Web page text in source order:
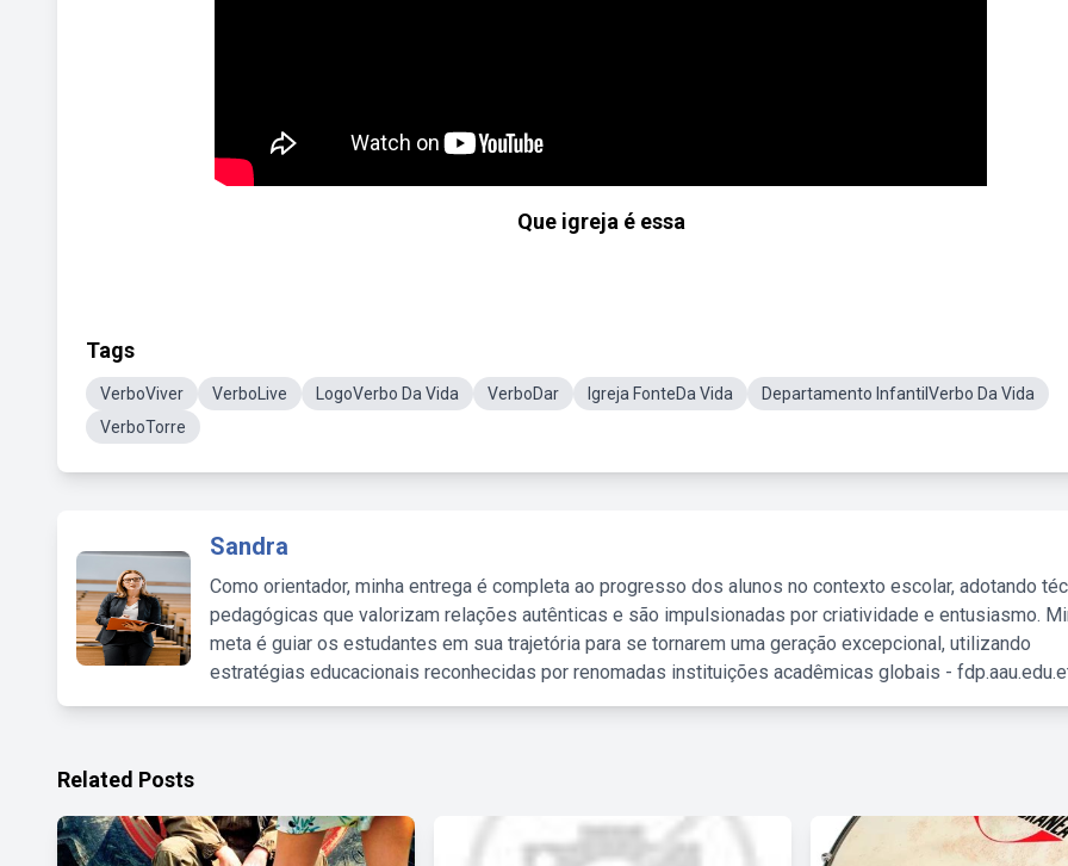
Que igreja é essa
Tags
VerboViver VerboLive LogoVerbo Da Vida VerboDar Igreja FonteDa Vida
Departamento InfantilVerbo Da Vida
VerboTorre
Sandra
Como orientador, minha entrega é completa ao progresso dos alunos no contexto escolar, adotando
pedagógicas que valorizam relações autênticas e são impulsionadas por criatividade e entusiasmo.
meta é guiar os estudantes em sua trajetória para se tornarem uma geração excepcional, utilizando
estratégias educacionais reconhecidas por renomadas instituições acadêmicas globais -
Related Posts